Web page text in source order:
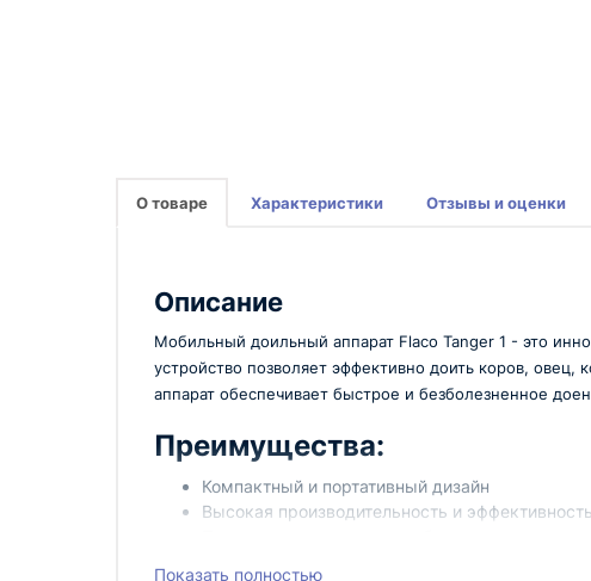
О товаре Характеристики Отзывы и оценки
Описание
Мобильный доильный аппарат Flaco Tanger 1 - это
устройство позволяет эффективно доить коров,
аппарат обеспечивает быстрое и безболезненное
Преимущества:
Компактный и портативный дизайн
Высокая производительность и эффективность
Показать полностью